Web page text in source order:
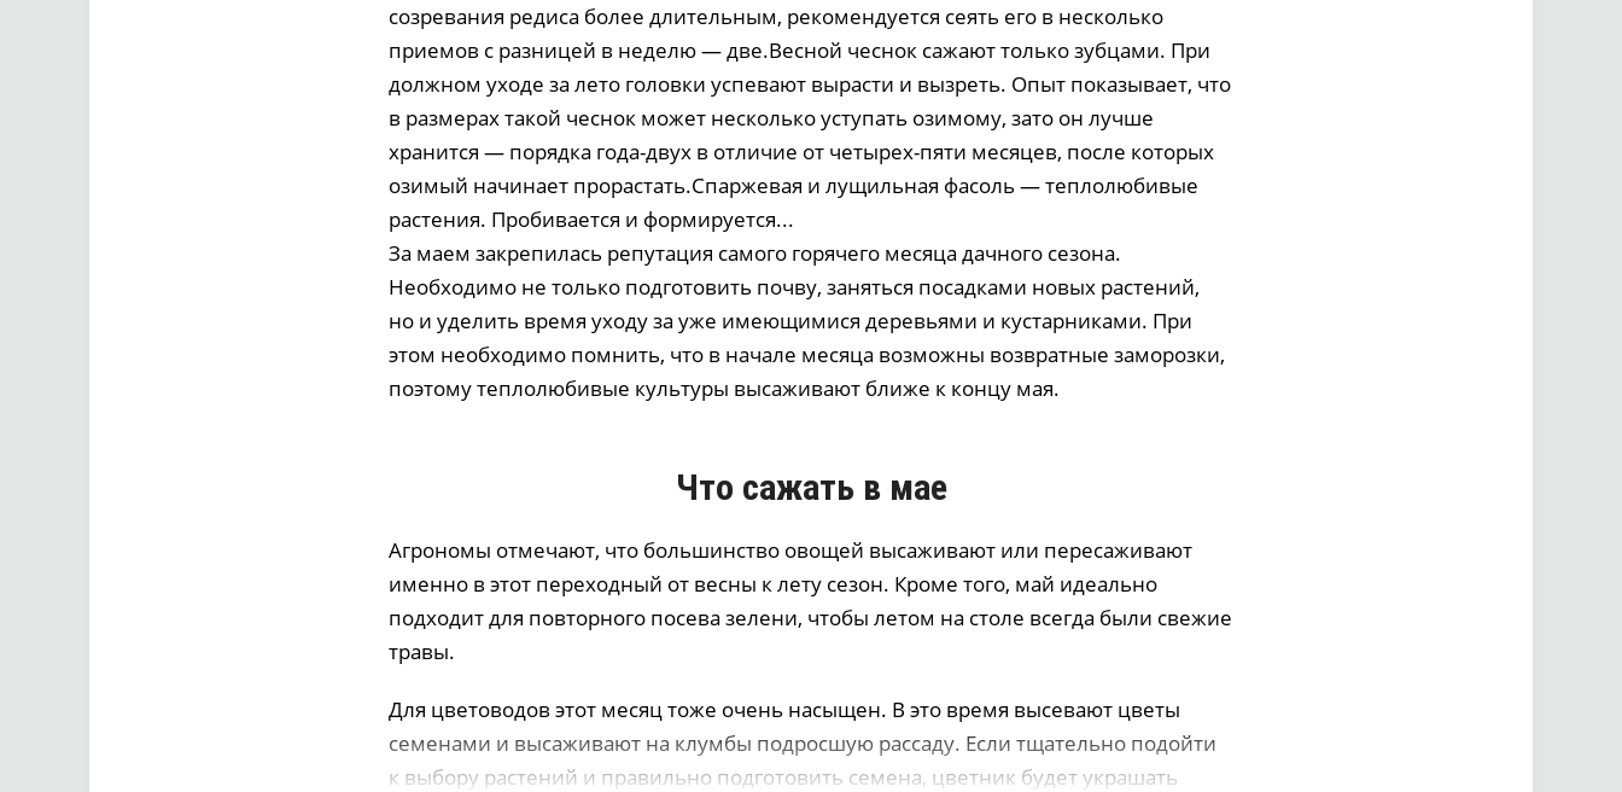
созревания редиса более длительным, рекомендуется сеять его в несколько
приемов с разницей в неделю — две.Весной чеснок сажают только зубцами. При
должном уходе за лето головки успевают вырасти и вызреть. Опыт показывает, что
в размерах такой чеснок может несколько уступать озимому, зато он лучше
хранится — порядка года-двух в отличие от четырех-пяти месяцев, после которых
озимый начинает прорастать.Спаржевая и лущильная фасоль — теплолюбивые
растения. Пробивается и формируется...
За маем закрепилась репутация самого горячего месяца дачного сезона.
Необходимо не только подготовить почву, заняться посадками новых растений,
но и уделить время уходу за уже имеющимися деревьями и кустарниками. При
этом необходимо помнить, что в начале месяца возможны возвратные заморозки,
поэтому теплолюбивые культуры высаживают ближе к концу мая.
Что сажать в мае
Агрономы отмечают, что большинство овощей высаживают или пересаживают
именно в этот переходный от весны к лету сезон. Кроме того, май идеально
подходит для повторного посева зелени, чтобы летом на столе всегда были свежие
травы.
Для цветоводов этот месяц тоже очень насыщен. В это время высевают цветы
семенами и высаживают на клумбы подросшую рассаду. Если тщательно подойти
к выбору растений и правильно подготовить семена, цветник будет украшать